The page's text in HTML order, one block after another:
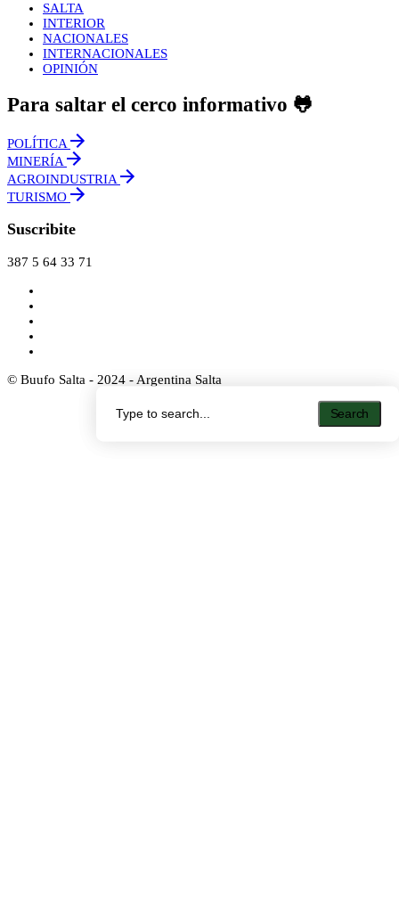
Search
Search
SALTA
INTERIOR
NACIONALES
INTERNACIONALES
OPINIÓN
Para saltar el cerco informativo 🐸
POLÍTICA
MINERÍA
AGROINDUSTRIA
TURISMO
Suscribite
387 5 64 33 71
© Buufo Salta - 2024 - Argentina Salta